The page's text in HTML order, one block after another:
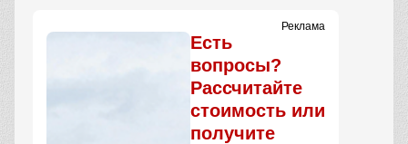
Реклама
Есть
вопросы?
Рассчитайте
стоимость или
получите